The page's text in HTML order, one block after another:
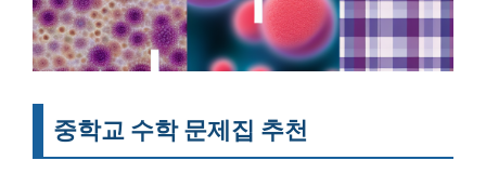
중학교 수학 문제집 추천